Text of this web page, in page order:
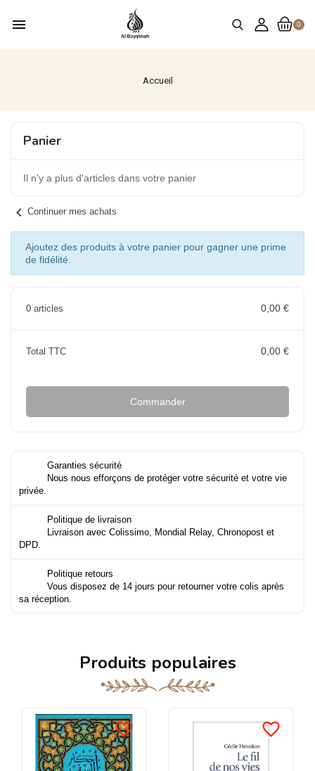
0
menu
Accueil
Panier
Il n'y a plus d'articles dans votre panier
chevron_left Continuer mes achats
Ajoutez des produits à votre panier pour gagner une prime
de fidélité.
0 articles 0,00 €
Total TTC 0,00 €
Commander
Garanties sécurité
Nous nous efforçons de protéger votre sécurité et votre vie
privée.
Politique de livraison
Livraison avec Colissimo, Mondial Relay, Chronopost et
DPD.
Politique retours
Vous disposez de 14 jours pour retourner votre colis après
sa réception.
Produits populaires
favorite_border favorite_border